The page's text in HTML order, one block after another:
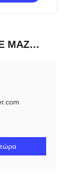
ΕΠΙΚΟΙΝΩΝΉΣΤΕ ΜΑΖΊ ΜΑΣ